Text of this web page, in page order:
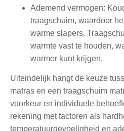
Ademend vermogen:
traagschuim, waardoor
warme slapers.
warmte vast te houden,
warmer kunt krijgen.
Uiteindelijk hangt de keuze
matras en een traagschuim
voorkeur en individuele
rekening met factoren als
temperatuurgevoeligheid en